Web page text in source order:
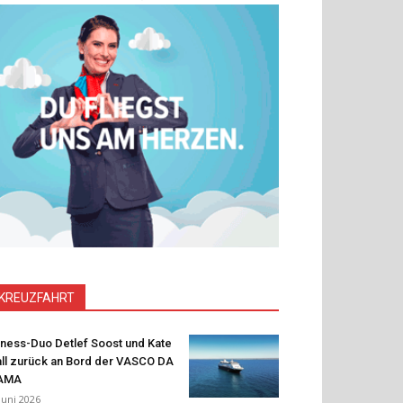
KREUZFAHRT
Duo Detlef Soost und Kate
zurück an Bord der VASCO DA
2026